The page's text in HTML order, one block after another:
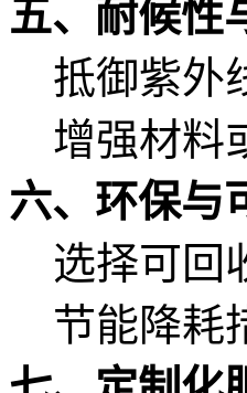
五、耐候性
抵御紫外
增强材料
六、环保与
选择可回
节能降耗